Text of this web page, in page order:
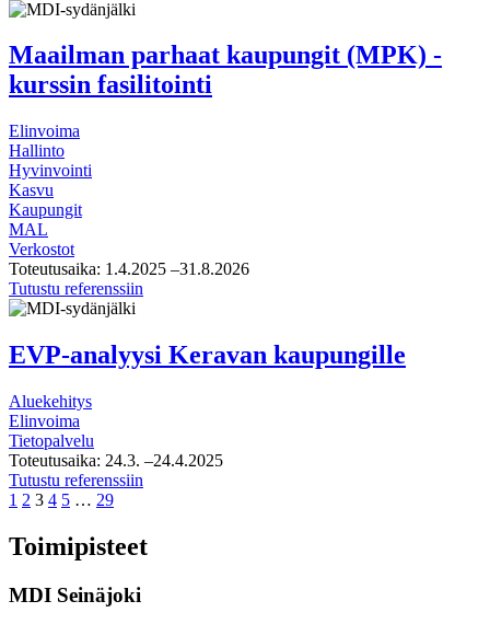
kaupungille
Maailman parhaat kaupungit (MPK) -
kurssin fasilitointi
Elinvoima
Hallinto
Hyvinvointi
Kasvu
Kaupungit
MAL
Verkostot
Toteutusaika: 1.4.2025 –31.8.2026
Tutustu referenssiin
(MPK)
-
EVP-analyysi Keravan kaupungille
Aluekehitys
Elinvoima
Tietopalvelu
Toteutusaika: 24.3. –24.4.2025
Tutustu referenssiin
kaupungille
Page
1 Page
2 Page
3 Page
4 Page
5 … Page
29
Toimipisteet
MDI Seinäjoki